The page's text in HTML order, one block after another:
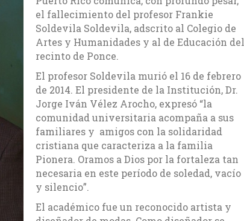
el fallecimiento del profesor Frankie
Soldevila Soldevila, adscrito al Colegio de
Artes y Humanidades y al de Educación del
recinto de Ponce.
El profesor Soldevila murió el 16 de febrero
de 2014. El presidente de la Institución, Dr.
Jorge Iván Vélez Arocho, expresó “la
comunidad universitaria acompaña a sus
familiares y amigos con la solidaridad
cristiana que caracteriza a la familia
Pionera. Oramos a Dios por la fortaleza tan
necesaria en este período de soledad, vacío
y silencio”.
El académico fue un reconocido artista y